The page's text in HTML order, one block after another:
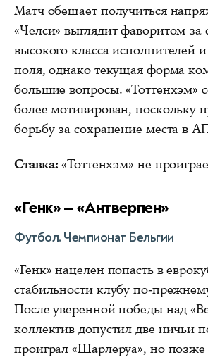
Матч обещает получиться
«Челси» выглядит фаворитом за
высокого класса исполнителей
поля, однако текущая форма
большие вопросы. «Тоттенхэм»
более мотивирован, поскольку
борьбу за сохранение места в
Ставка: «Тоттенхэм» не
«Генк» — «Антверпен»
Футбол. Чемпионат Бельгии
«Генк» нацелен попасть в
стабильности клубу по-
После уверенной победы над
коллектив допустил две ничьи
проиграл «Шарлеруа», но позже